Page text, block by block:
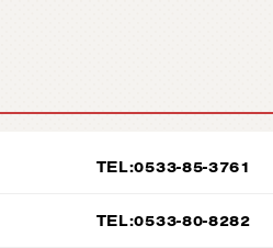
TEL:0533-85-3761
TEL:0533-80-8282